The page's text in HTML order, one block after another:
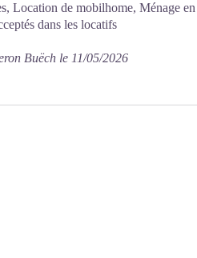
Location de mobilhome, Ménage
dans les locatifs
Buëch le 11/05/2026